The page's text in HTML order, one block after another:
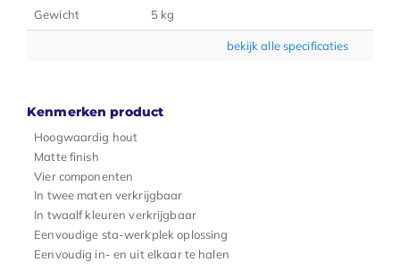
Gewicht 5 kg
bekijk alle specificaties
Kenmerken product
Hoogwaardig hout
Matte finish
Vier componenten
In twee maten verkrijgbaar
In twaalf kleuren verkrijgbaar
Eenvoudige sta-werkplek oplossing
Eenvoudig in- en uit elkaar te halen